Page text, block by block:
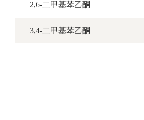
2,6-二甲基苯乙酮
3,4-二甲基苯乙酮